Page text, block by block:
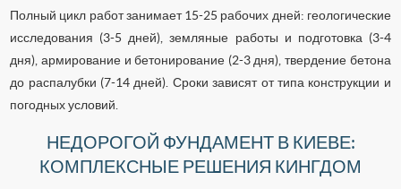
Полный цикл работ занимает 15-25 рабочих дней: геологические
исследования (3-5 дней), земляные работы и подготовка (3-4
дня), армирование и бетонирование (2-3 дня), твердение бетона
до распалубки (7-14 дней). Сроки зависят от типа конструкции и
погодных условий.
НЕДОРОГОЙ ФУНДАМЕНТ В КИЕВЕ:
КОМПЛЕКСНЫЕ РЕШЕНИЯ КИНГДОМ